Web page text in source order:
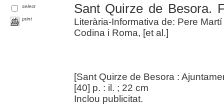
select
print
Sant Quirze de Besora.
Literària-Informativa de: Pere
Codina i Roma, [et al.]
[Sant Quirze de Besora :
[40] p. : il. ; 22 cm
Inclou publicitat.